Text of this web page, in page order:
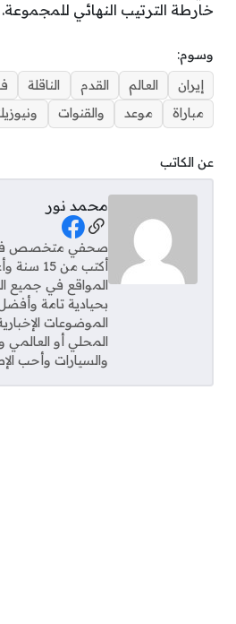
خارطة الترتيب النهائي للمجموعة.
وسوم:
إيران
العالم القدم الناقلة
مباراة
موعد والقنوات
عن الكاتب
محمد نور
Social Links
صحفي متخصص في
أكتب من
المواقع في جميع
بحيادية تامة
الموضوعات
المحلي أو العالمي
والسيارات وأحب